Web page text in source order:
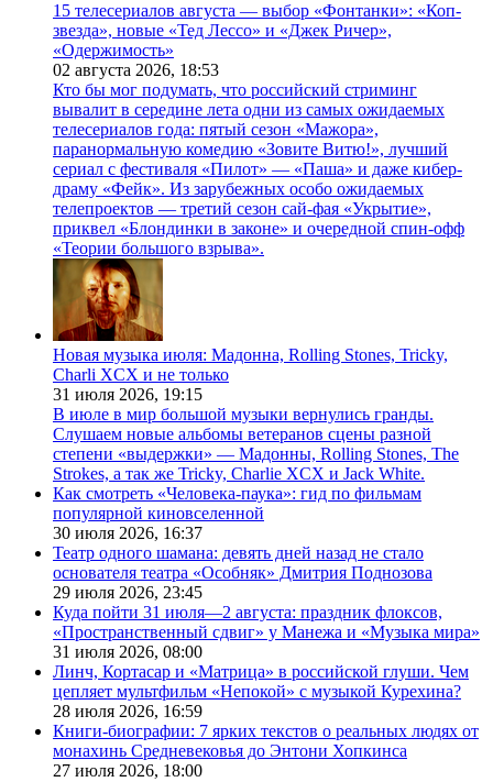
15 телесериалов августа — выбор «Фонтанки»: «Коп-
звезда», новые «Тед Лессо» и «Джек Ричер»,
«Одержимость»
02 августа 2026, 18:53
Кто бы мог подумать, что российский стриминг
вывалит в середине лета одни из самых ожидаемых
телесериалов года: пятый сезон «Мажора»,
паранормальную комедию «Зовите Витю!», лучший
сериал с фестиваля «Пилот» — «Паша» и даже кибер-
драму «Фейк». Из зарубежных особо ожидаемых
телепроектов — третий сезон сай-фая «Укрытие»,
приквел «Блондинки в законе» и очередной спин-офф
«Теории большого взрыва».
Новая музыка июля: Мадонна, Rolling Stones, Tricky,
Charli XCX и не только
31 июля 2026, 19:15
В июле в мир большой музыки вернулись гранды.
Слушаем новые альбомы ветеранов сцены разной
степени «выдержки» — Мадонны, Rolling Stones, The
Strokes, а так же Tricky, Charlie XCX и Jack White.
Как смотреть «Человека-паука»: гид по фильмам
популярной киновселенной
30 июля 2026, 16:37
Театр одного шамана: девять дней назад не стало
основателя театра «Особняк» Дмитрия Поднозова
29 июля 2026, 23:45
Куда пойти 31 июля—2 августа: праздник флоксов,
«Пространственный сдвиг» у Манежа и «Музыка мира»
31 июля 2026, 08:00
Линч, Кортасар и «Матрица» в российской глуши. Чем
цепляет мультфильм «Непокой» с музыкой Курехина?
28 июля 2026, 16:59
Книги-биографии: 7 ярких текстов о реальных людях от
монахинь Средневековья до Энтони Хопкинса
27 июля 2026, 18:00